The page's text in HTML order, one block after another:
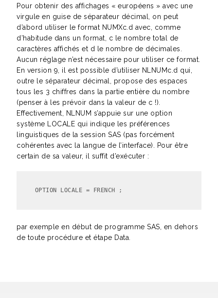
Pour obtenir des affichages « européens » avec une
virgule en guise de séparateur décimal, on peut
d’abord utiliser le format NUMXc.d avec, comme
d’habitude dans un format, c le nombre total de
caractères affichés et d le nombre de décimales.
Aucun réglage n’est nécessaire pour utiliser ce format.
En version 9, il est possible d’utiliser NLNUMc.d qui,
outre le séparateur décimal, propose des espaces
tous les 3 chiffres dans la partie entière du nombre
(penser à les prévoir dans la valeur de c !).
Effectivement, NLNUM s’appuie sur une option
système LOCALE qui indique les préférences
linguistiques de la session SAS (pas forcément
cohérentes avec la langue de l’interface). Pour être
certain de sa valeur, il suffit d’exécuter :
par exemple en début de programme SAS, en dehors
de toute procédure et étape Data.